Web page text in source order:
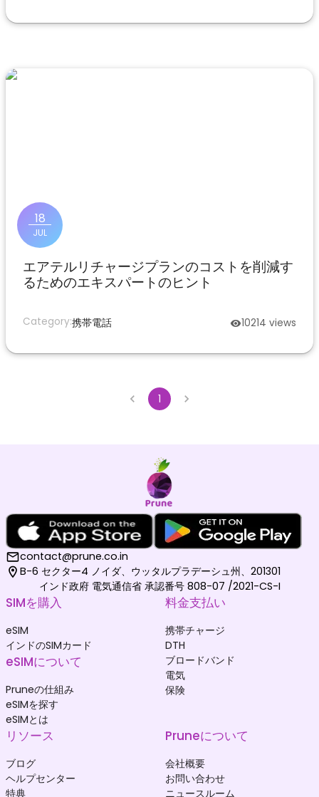
18
JUL
エアテルリチャージプランのコストを削減す
るためのエキスパートのヒント
Category:携帯電話 10214 views
1
contact@prune.co.in
B-6 セクター4 ノイダ、ウッタルプラデーシュ州、201301
インド政府 電気通信省 承認番号 808-07 /2021-CS-I
SIMを購入
eSIM
インドのSIMカード
eSIMについて
Pruneの仕組み
eSIMを探す
eSIMとは
料金支払い
携帯チャージ
DTH
ブロードバンド
電気
保険
リソース
ブログ
ヘルプセンター
特典
Pruneについて
会社概要
お問い合わせ
ニュースルーム